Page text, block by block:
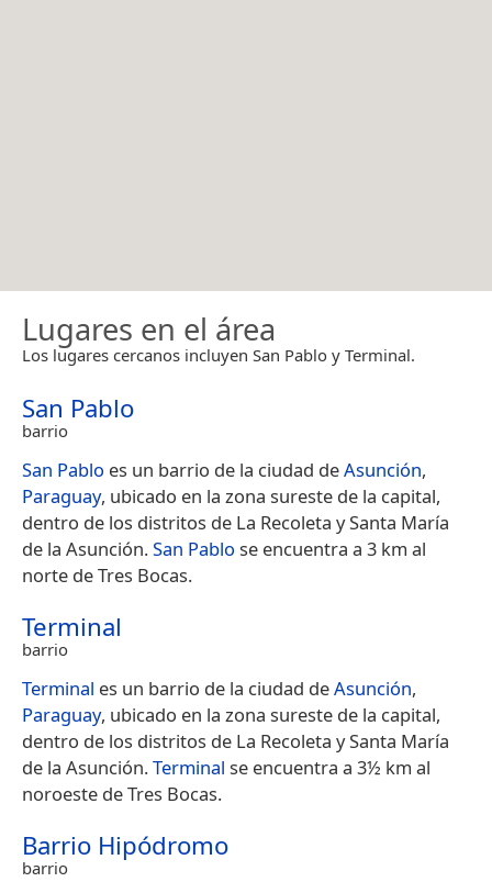
Lugares en el área
Los lugares cercanos incluyen San Pablo y Terminal.
San Pablo
barrio
San Pablo es un barrio de la ciudad deAsunción,
Paraguay, ubicado en la zona sureste de la capital,
dentro de los distritos de La Recoleta y Santa María
de la Asunción.San Pablo se encuentra a 3 km al
norte de Tres Bocas.
Terminal
barrio
Terminal es un barrio de la ciudad deAsunción,
Paraguay, ubicado en la zona sureste de la capital,
dentro de los distritos de La Recoleta y Santa María
de la Asunción.Terminal se encuentra a 3½ km al
noroeste de Tres Bocas.
Barrio Hipódromo
barrio